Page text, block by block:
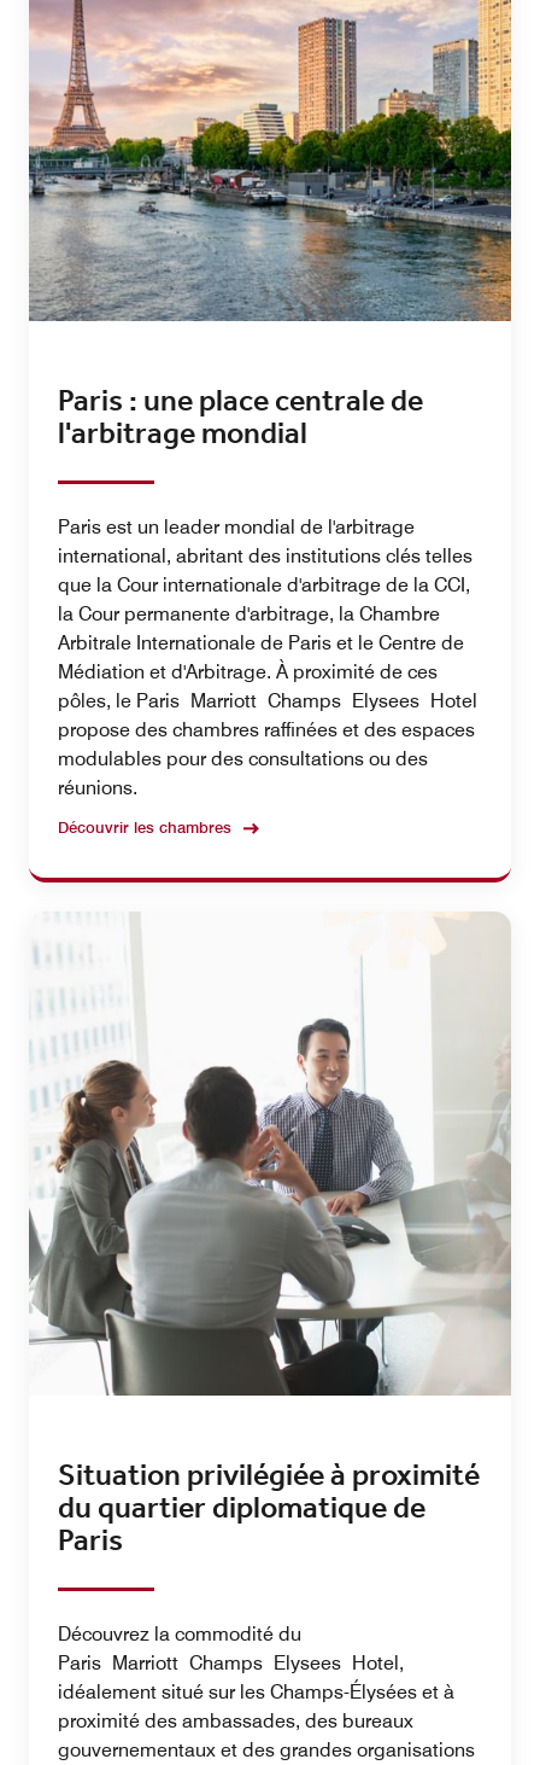
Paris : une place centrale de
l'arbitrage mondial
Paris est un leader mondial de l'arbitrage
international, abritant des institutions clés telles
que la Cour internationale d'arbitrage de la CCI,
la Cour permanente d'arbitrage, la Chambre
Arbitrale Internationale de Paris et le Centre de
Médiation et d'Arbitrage. À proximité de ces
pôles, le Paris Marriott Champs Elysees Hotel
propose des chambres raffinées et des espaces
modulables pour des consultations ou des
réunions.
Découvrir les chambres
Situation privilégiée à proximité
du quartier diplomatique de
Paris
Découvrez la commodité du
Paris Marriott Champs Elysees Hotel,
idéalement situé sur les Champs-Élysées et à
proximité des ambassades, des bureaux
gouvernementaux et des grandes organisations